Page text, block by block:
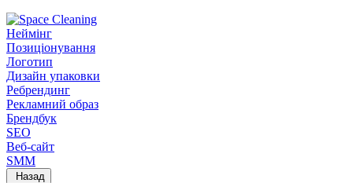
Неймінг
Позиціонування
Логотип
Дизайн упаковки
Ребрендинг
Рекламний образ
Брендбук
SEO
Веб-сайт
SMM
Назад